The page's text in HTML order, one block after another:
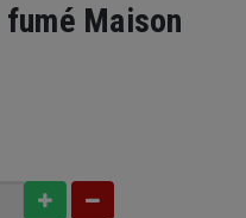
Maison